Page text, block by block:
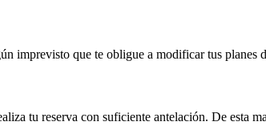
imprevisto que te obligue a modificar tus
tu reserva con suficiente antelación. De esta